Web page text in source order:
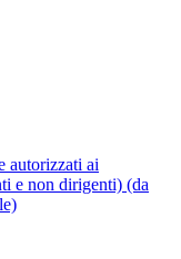
autorizzati ai
e non dirigenti) (da